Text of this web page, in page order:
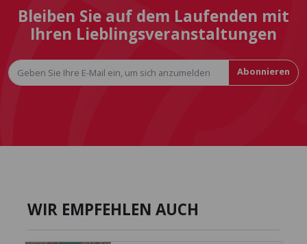
Bleiben Sie auf dem Laufenden mit
Ihren Lieblingsveranstaltungen
Abonnieren
WIR EMPFEHLEN AUCH